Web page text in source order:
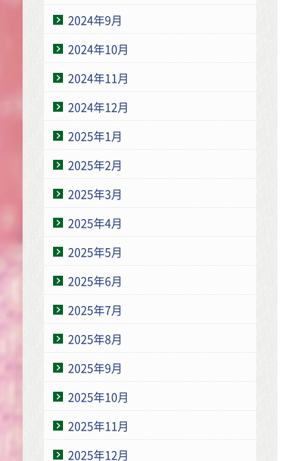
2024年9月
2024年10月
2024年11月
2024年12月
2025年1月
2025年2月
2025年3月
2025年4月
2025年5月
2025年6月
2025年7月
2025年8月
2025年9月
2025年10月
2025年11月
2025年12月